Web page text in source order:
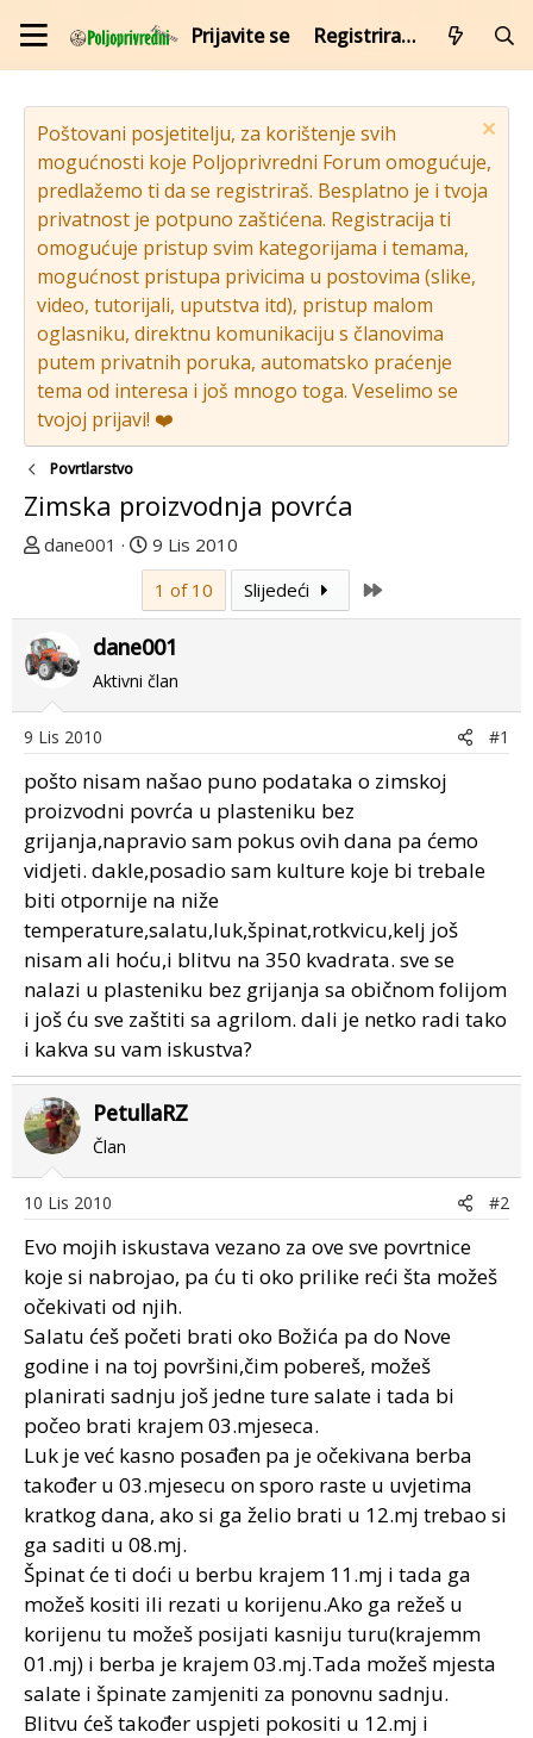
Prijavite se Registrirajte se
Poštovani posjetitelju, za korištenje svih
mogućnosti koje Poljoprivredni Forum omogućuje,
predlažemo ti da se registriraš. Besplatno je i tvoja
privatnost je potpuno zaštićena. Registracija ti
omogućuje pristup svim kategorijama i temama,
mogućnost pristupa privicima u postovima (slike,
video, tutorijali, uputstva itd), pristup malom
oglasniku, direktnu komunikaciju s članovima
putem privatnih poruka, automatsko praćenje
tema od interesa i još mnogo toga. Veselimo se
tvojoj prijavi! ❤️
Povrtlarstvo
Zimska proizvodnja povrća
T
u
p
o
r
e
n
u
o
dane001
D
a
t
u
m
p
o
g
p
o
t
a
9 Lis 2010
1 of 10
Slijedeći
dane001
Aktivni član
9 Lis 2010 #1
pošto nisam našao puno podataka o zimskoj
proizvodni povrća u plasteniku bez
grijanja,napravio sam pokus ovih dana pa ćemo
vidjeti. dakle,posadio sam kulture koje bi trebale
biti otpornije na niže
temperature,salatu,luk,špinat,rotkvicu,kelj još
nisam ali hoću,i blitvu na 350 kvadrata. sve se
nalazi u plasteniku bez grijanja sa običnom folijom
i još ću sve zaštiti sa agrilom. dali je netko radi tako
i kakva su vam iskustva?
PetullaRZ
Član
10 Lis 2010 #2
Evo mojih iskustava vezano za ove sve povrtnice
koje si nabrojao, pa ću ti oko prilike reći šta možeš
očekivati od njih.
Salatu ćeš početi brati oko Božića pa do Nove
godine i na toj površini,čim pobereš, možeš
planirati sadnju još jedne ture salate i tada bi
počeo brati krajem 03.mjeseca.
Luk je već kasno posađen pa je očekivana berba
također u 03.mjesecu on sporo raste u uvjetima
kratkog dana, ako si ga želio brati u 12.mj trebao si
ga saditi u 08.mj.
Špinat će ti doći u berbu krajem 11.mj i tada ga
možeš kositi ili rezati u korijenu.Ako ga režeš u
korijenu tu možeš posijati kasniju turu(krajemm
01.mj) i berba je krajem 03.mj.Tada možeš mjesta
salate i špinate zamjeniti za ponovnu sadnju.
Blitvu ćeš također uspjeti pokositi u 12.mj i